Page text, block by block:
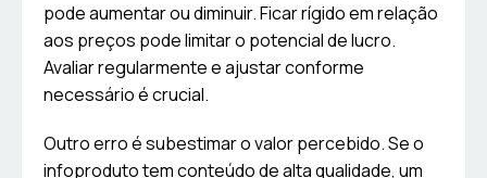
pode aumentar ou diminuir. Ficar rígido em relação
aos preços pode limitar o potencial de lucro.
Avaliar regularmente e ajustar conforme
necessário é crucial.
Outro erro é subestimar o valor percebido. Se o
infoproduto tem conteúdo de alta qualidade, um